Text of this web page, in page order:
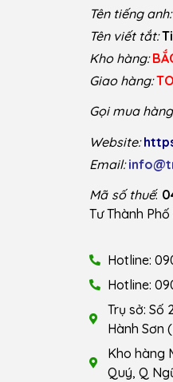
Tên tiếng anh:
Tên viết tắt:
Kho hàng:
Giao hàng:
Gọi mua
Website:
Email:
Mã số thuế:
Tư Thành
Hotline:
Hotline:
Trụ sở: Số
Hành Sơn
Kho hàng
Quý, Q